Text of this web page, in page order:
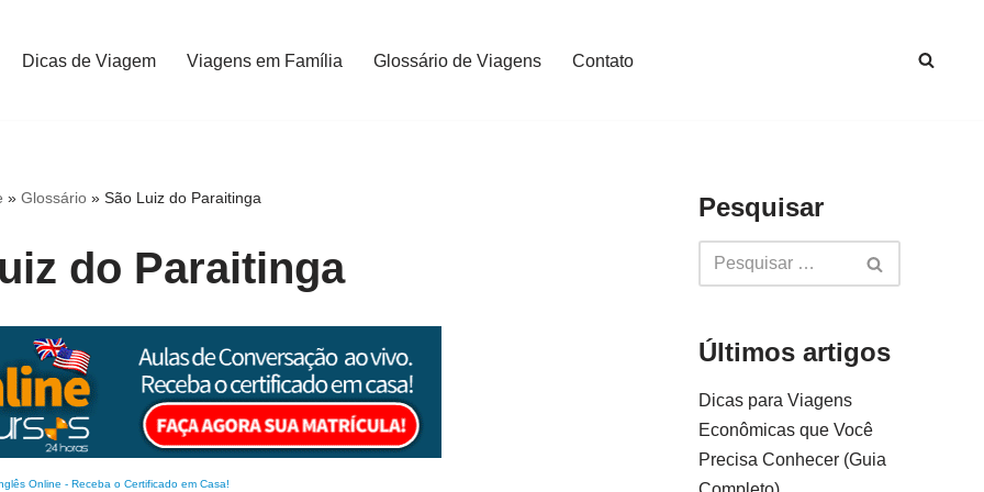
Dicas de Viagem Viagens em Família Glossário de Viagens Contato
»Glossário »São Luiz do Paraitinga
do Paraitinga
Online - Receba o Certificado em Casa!
Pesquisar
Últimos artigos
Dicas para Viagens
Econômicas que Você
Precisa Conhecer (Guia